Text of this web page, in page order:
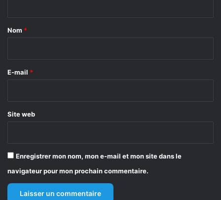
a
e
Nom *
E-mail *
Site web
Enregistrer mon nom, mon e-mail et mon site dans le
navigateur pour mon prochain commentaire.